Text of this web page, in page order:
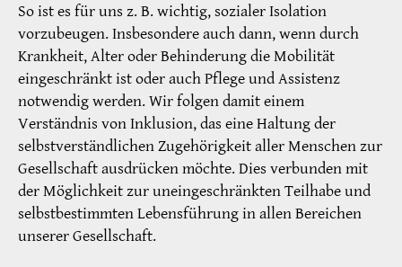
So ist es für uns z. B. wichtig, sozialer Isolation
vorzubeugen. Insbesondere auch dann, wenn durch
Krankheit, Alter oder Behinderung die Mobilität
eingeschränkt ist oder auch Pflege und Assistenz
notwendig werden. Wir folgen damit einem
Verständnis von Inklusion, das eine Haltung der
selbstverständlichen Zugehörigkeit aller Menschen zur
Gesellschaft ausdrücken möchte. Dies verbunden mit
der Möglichkeit zur uneingeschränkten Teilhabe und
selbstbestimmten Lebensführung in allen Bereichen
unserer Gesellschaft.